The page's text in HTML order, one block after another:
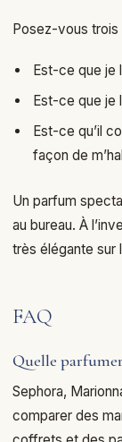
Posez-vous trois
Est-ce que je
Est-ce que je
Est-ce qu’il
façon de
Un parfum
au bureau. À
très élégante sur
FAQ
Quelle
Sephora,
comparer des